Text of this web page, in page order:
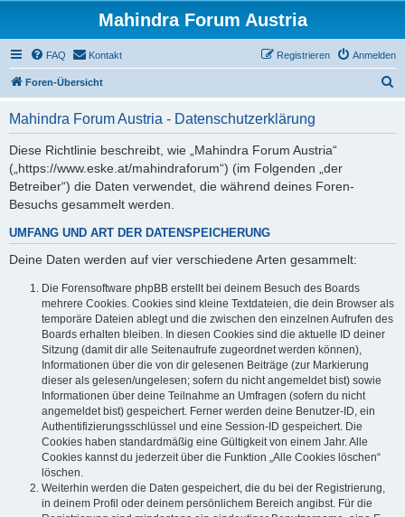
Mahindra Forum Austria
FAQ Kontakt Anmelden
Registrieren
Foren-Übersicht
Mahindra Forum Austria - Datenschutzerklärung
Diese Richtlinie beschreibt, wie „Mahindra Forum Austria“
(„https://www.eske.at/mahindraforum“) (im Folgenden „der
Betreiber“) die Daten verwendet, die während deines Foren-
Besuchs gesammelt werden.
UMFANG UND ART DER DATENSPEICHERUNG
Deine Daten werden auf vier verschiedene Arten gesammelt:
Die Forensoftware phpBB erstellt bei deinem Besuch des Boards
mehrere Cookies. Cookies sind kleine Textdateien, die dein Browser als
temporäre Dateien ablegt und die zwischen den einzelnen Aufrufen des
Boards erhalten bleiben. In diesen Cookies sind die aktuelle ID deiner
Sitzung (damit dir alle Seitenaufrufe zugeordnet werden können),
Informationen über die von dir gelesenen Beiträge (zur Markierung
dieser als gelesen/ungelesen; sofern du nicht angemeldet bist) sowie
Informationen über deine Teilnahme an Umfragen (sofern du nicht
angemeldet bist) gespeichert. Ferner werden deine Benutzer-ID, ein
Authentifizierungsschlüssel und eine Session-ID gespeichert. Die
Cookies haben standardmäßig eine Gültigkeit von einem Jahr. Alle
Cookies kannst du jederzeit über die Funktion „Alle Cookies löschen“
löschen.
Weiterhin werden die Daten gespeichert, die du bei der Registrierung,
in deinem Profil oder deinem persönlichem Bereich angibst. Für die